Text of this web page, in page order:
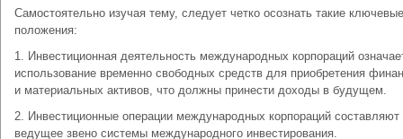
Самостоятельно изучая тему, следует четко осознать такие ключевые
положения:
1. Инвестиционная деятельность международных корпораций
использование временно свободных средств для приобретения
и материальных активов, что должны принести доходы в будущем.
2. Инвестиционные операции международных корпораций составляют
ведущее звено системы международного инвестирования.